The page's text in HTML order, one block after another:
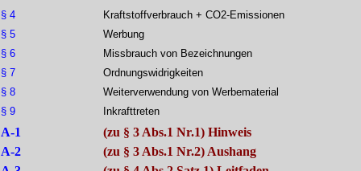
§ 4
§ 5
§ 6
§ 7
§ 8
§ 9
Kraftstoffverbrauch + CO2-Emissionen
Werbung
Missbrauch von Bezeichnungen
Ordnungswidrigkeiten
Weiterverwendung von Werbematerial
Inkrafttreten
A-1
A-2
(zu § 3 Abs.1 Nr.1) Hinweis
(zu § 3 Abs.1 Nr.2) Aushang